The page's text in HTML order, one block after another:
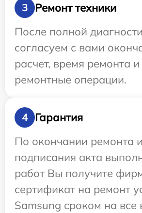
3
Ремонт техники
После полной
согласуем с вами
расчет, время ремонта
ремонтные операции.
4
Гарантия
По окончании ремонта и
подписания акта
работ Вы получите
сертификат на ремонт
Samsung сроком на все